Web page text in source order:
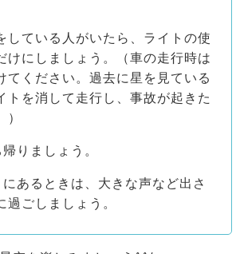
している人がいたら、ライトの使
けにしましょう。（車の走行時は
てください。過去に星を見ている
トを消して走行し、事故が起きた
りましょう。
あるときは、大きな声など出さ
過ごしましょう。